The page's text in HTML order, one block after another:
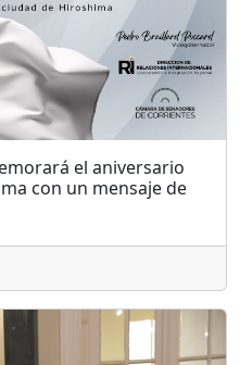
el aniversario
con un mensaje de